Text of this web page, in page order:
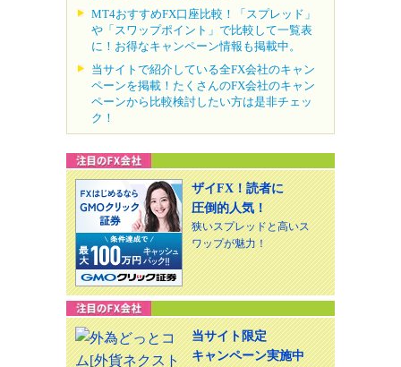
MT4おすすめFX口座比較！「スプレッド」
や「スワップポイント」で比較して一覧表
に！お得なキャンペーン情報も掲載中。
当サイトで紹介している全FX会社のキャン
ペーンを掲載！たくさんのFX会社のキャン
ペーンから比較検討したい方は是非チェッ
ク！
ザイFX！読者に
圧倒的人気！
狭いスプレッドと高いス
ワップが魅力！
当サイト限定
キャンペーン実施中